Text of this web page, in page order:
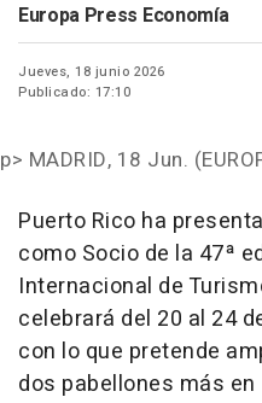
Europa Press Economía
Jueves, 18 junio 2026
Publicado: 17:10
p> MADRID, 18 Jun.
Puerto Rico ha
como Socio de la 47ª
Internacional de
celebrará del 20 al 24
con lo que pretende
dos pabellones más